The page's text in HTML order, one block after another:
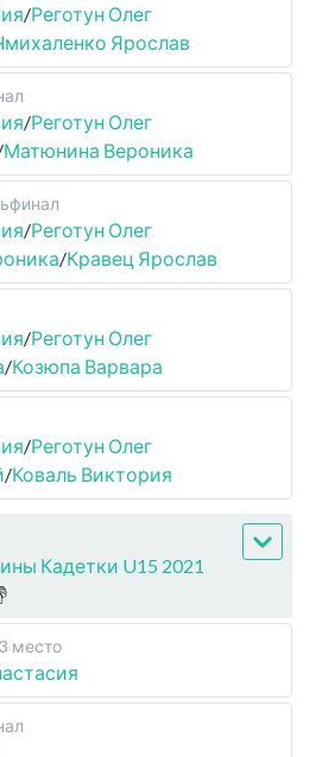
/Реготун Олег
Ярослав
/Реготун Олег
Матюнина Вероника
/Реготун Олег
/Кравец Ярослав
/Реготун Олег
/Козюпа Варвара
/Реготун Олег
/Коваль Виктория
Кадетки U15 2021
место